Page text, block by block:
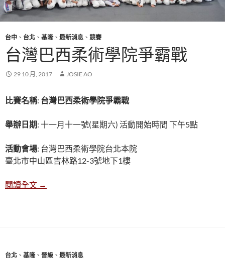
台中 、 台北 、 基隆、 最新消息 、 競賽
台灣巴西柔術學院爭霸戰
29 10 月, 2017 JOSIE AO
比賽名稱: 台灣巴西柔術學院爭霸戰
舉辦日期: 十一月十一號(星期六) 活動開始時間 下午5點
活動會場: 台灣巴西柔術學院台北本院
臺北市中山區吉林路12-3號地下1樓
閱讀全文 台灣巴西柔術學院爭霸戰
→
台北 、 基隆、 晉級 、 最新消息